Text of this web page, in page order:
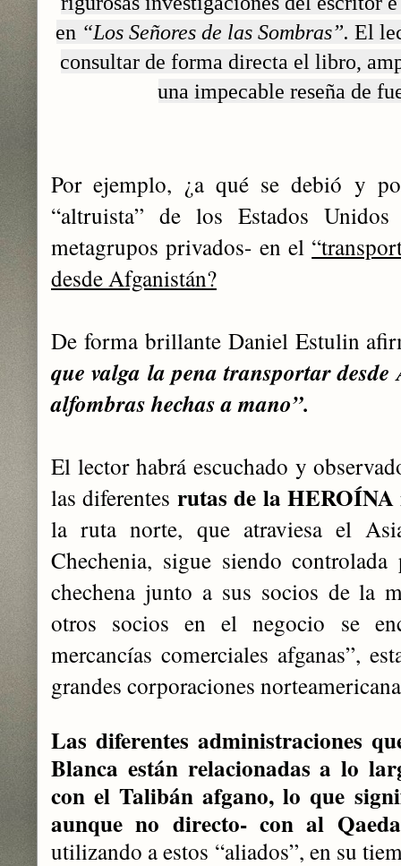
en “Los Señores de las Sombras”.El
consultar de forma directa el libro,
una impecable reseña de
Por ejemplo, ¿a qué se debió y
“altruista” de los Estados
metagrupos privados- en el
desde Afganistán?
De forma brillante Daniel Estulin
que valga la pena transportar
alfombras hechas a mano”.
El lector habrá escuchado y
las diferentes rutas de la HEROÍNA
la ruta norte, que atraviesa el
Chechenia, sigue siendo
chechena junto a sus socios de la
otros socios en el negocio se
mercancías comerciales afganas”,
grandes corporaciones
Las diferentes administraciones
Blanca están relacionadas a lo
con el Talibán afgano, lo que
aunque no directo- con al Qaeda
utilizando a estos “aliados”, en su